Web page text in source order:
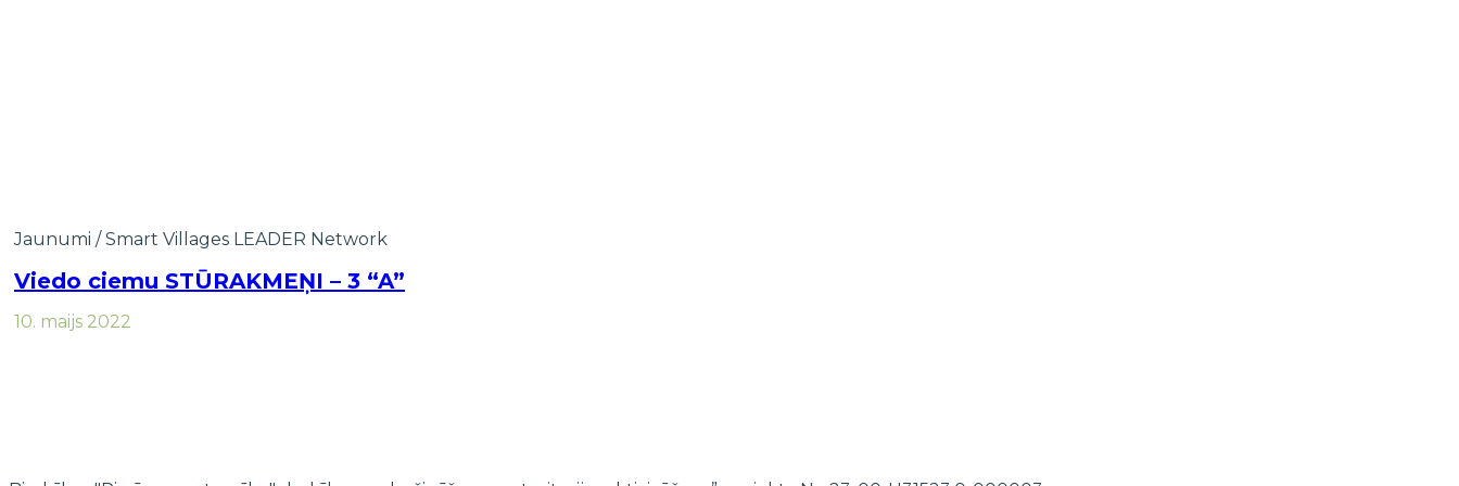
Jaunumi / Smart Villages LEADER Network
Viedo ciemu STŪRAKMEŅI – 3 “A”
10. maijs 2022